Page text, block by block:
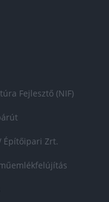
Fejlesztő (NIF)
Építőipari Zrt.